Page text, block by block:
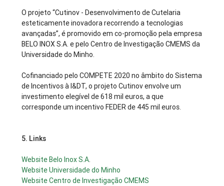
O projeto “Cutinov - Desenvolvimento de Cutelaria
esteticamente inovadora recorrendo a tecnologias
avançadas”, é promovido em co-promoção pela empresa
BELO INOX S.A. e pelo Centro de Investigação CMEMS da
Universidade do Minho.
Cofinanciado pelo COMPETE 2020 no âmbito do Sistema
de Incentivos à I&DT, o projeto Cutinov envolve um
investimento elegível de 618 mil euros, a que
corresponde um incentivo FEDER de 445 mil euros.
5. Links
Website Belo Inox S.A.
Website Universidade do Minho
Website Centro de Investigação CMEMS